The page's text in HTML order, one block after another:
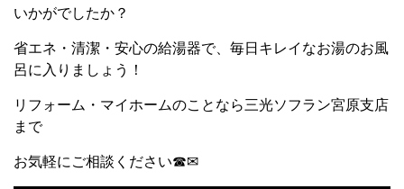
いかがでしたか？
省エネ・清潔・安心の給湯器で、毎日キレイなお湯のお風
呂に入りましょう！
リフォーム・マイホームのことなら三光ソフラン宮原支店
まで
お気軽にご相談ください☎✉